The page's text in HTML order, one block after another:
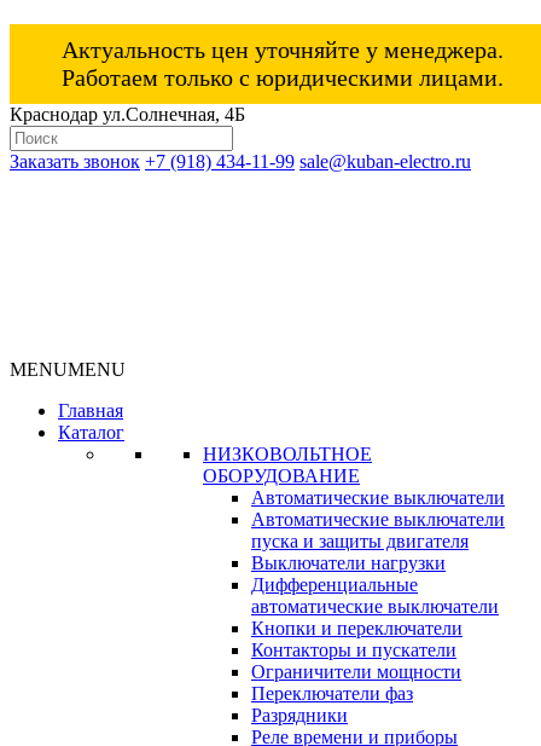
Актуальность цен уточняйте у менеджера.
Работаем только с юридическими лицами.
Краснодар ул.Солнечная, 4Б
Заказать звонок +7 (918) 434-11-99 sale@kuban-electro.ru
MENUMENU
Главная
Каталог
НИЗКОВОЛЬТНОЕ
ОБОРУДОВАНИЕ
Автоматические выключатели
Автоматические выключатели
пуска и защиты двигателя
Выключатели нагрузки
Дифференциальные
автоматические выключатели
Кнопки и переключатели
Контакторы и пускатели
Ограничители мощности
Переключатели фаз
Разрядники
Реле времени и приборы